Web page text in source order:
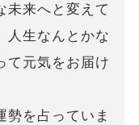
未来へと変えて
人生なんとかな
て元気をお届け
勢を占っていま